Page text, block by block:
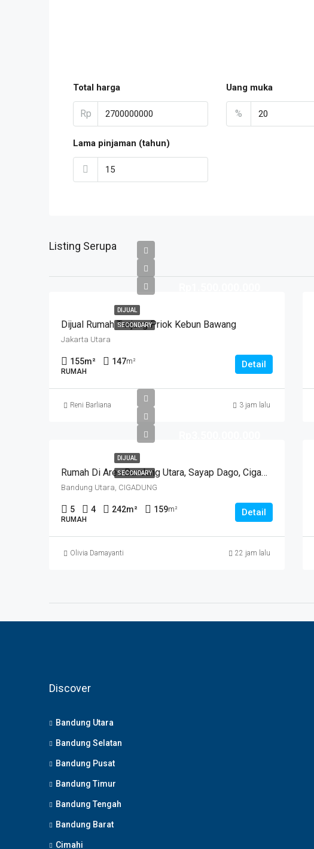
Total harga
Rp
Uang muka
%
Lama pinjaman (tahun)
Listing Serupa
DIJUAL
SECONDARY
Dijual Rumah Tanjung Priok Kebun Bawang
Jakarta Utara
155m² 147m²
RUMAH
Detail
Reni Barliana 3 jam lalu
DIJUAL
SECONDARY Rumah Di Area Bandung Utara, Sayap Dago, Cigadung.
Bandung Utara, CIGADUNG
5 4 242m² 159m²
RUMAH
Detail
Olivia Damayanti 22 jam lalu
Discover
Bandung Utara
Bandung Selatan
Bandung Pusat
Bandung Timur
Bandung Tengah
Bandung Barat
Cimahi